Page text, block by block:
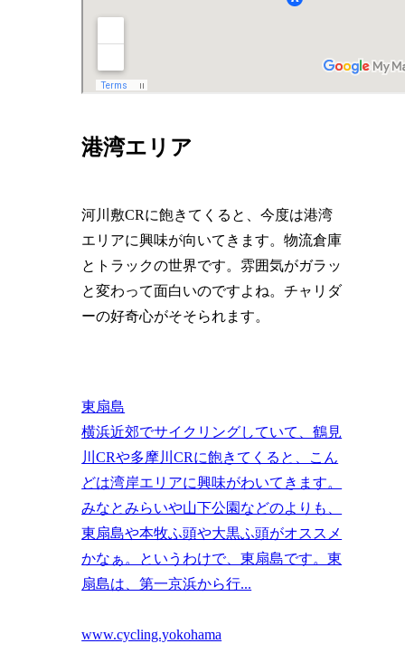
港湾エリア
河川敷CRに飽きてくると、今度は港湾
エリアに興味が向いてきます。物流倉庫
とトラックの世界です。雰囲気がガラッ
と変わって面白いのですよね。チャリダ
ーの好奇心がそそられます。
東扇島
横浜近郊でサイクリングしていて、鶴見
川CRや多摩川CRに飽きてくると、こん
どは湾岸エリアに興味がわいてきます。
みなとみらいや山下公園などのよりも、
東扇島や本牧ふ頭や大黒ふ頭がオススメ
かなぁ。というわけで、東扇島です。東
扇島は、第一京浜から行...
www.cycling.yokohama